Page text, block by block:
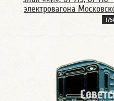
электровагона